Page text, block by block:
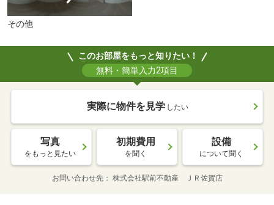
その他
このお部屋をもっと知りたい！
無料・簡単入力2項目
実際に物件を見学 したい
写真
をもっと見たい
初期費用
を聞く
設備
について聞く
お問い合わせ先 株式会社駅前不動産 ＪＲ佐賀店